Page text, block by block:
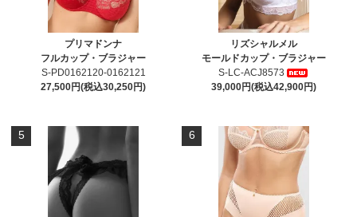
プリマドンナ
フルカップ・ブラジャー
S-PD0162120-0162121
27,500円(税込30,250円)
リズシャルメル
モールドカップ・ブラジャー
S-LC-ACJ8573
39,000円(税込42,900円)
5 6